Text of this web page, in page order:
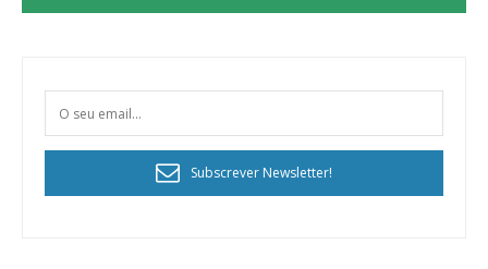
Subscrever Newsletter!